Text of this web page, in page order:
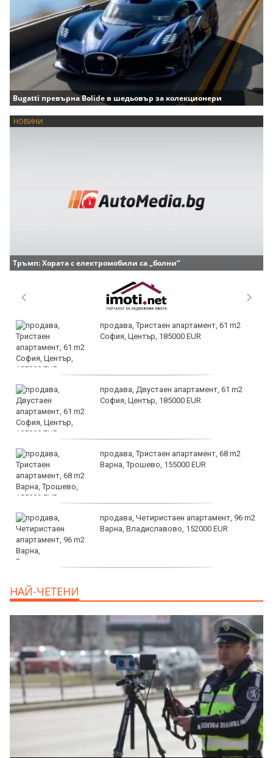
Bugatti превърна Bolide в шедьовър за колекционери
НОВИНИ
Тръмп: Хората с електромобили са „болни“
продава, Тристаен апартамент, 61 m2
София, Център, 185000 EUR
продава, Двустаен апартамент, 61 m2
София, Център, 185000 EUR
продава, Тристаен апартамент, 68 m2
Варна, Трошево, 155000 EUR
продава, Четиристаен апартамент, 96 m2
Варна, Владиславово, 152000 EUR
НАЙ-ЧЕТЕНИ